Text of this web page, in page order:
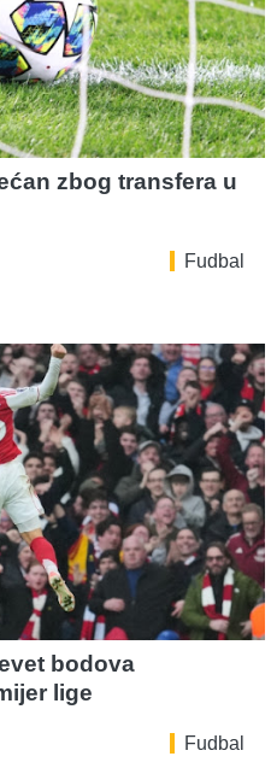
zbog transfera u
Fudbal
bodova
lige
Fudbal